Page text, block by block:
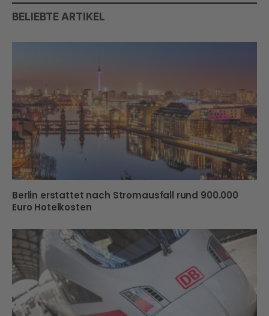
BELIEBTE ARTIKEL
Berlin erstattet nach Stromausfall rund 900.000
Euro Hotelkosten